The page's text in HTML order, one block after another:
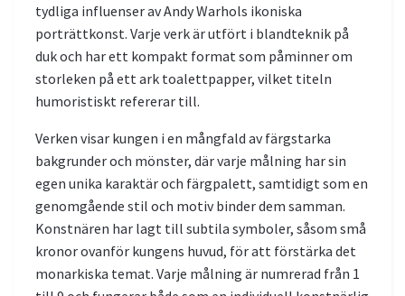
tydliga influenser av Andy Warhols ikoniska
porträttkonst. Varje verk är utfört i blandteknik på
duk och har ett kompakt format som påminner om
storleken på ett ark toalettpapper, vilket titeln
humoristiskt refererar till.
Verken visar kungen i en mångfald av färgstarka
bakgrunder och mönster, där varje målning har sin
egen unika karaktär och färgpalett, samtidigt som en
genomgående stil och motiv binder dem samman.
Konstnären har lagt till subtila symboler, såsom små
kronor ovanför kungens huvud, för att förstärka det
monarkiska temat. Varje målning är numrerad från 1